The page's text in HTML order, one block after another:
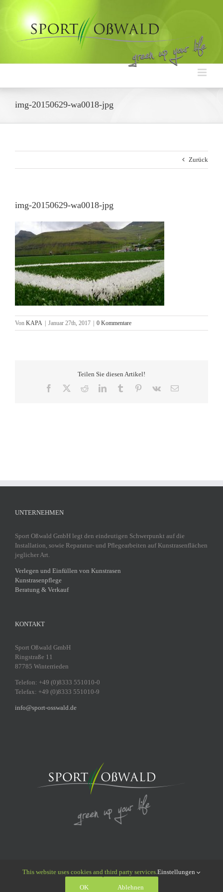
img-20150629-wa0018-jpg
Zurück
img-20150629-wa0018-jpg
Von KAPA Januar 27th, 2017 0 Kommentare
Teilen Sie diesen Artikel!
Facebook RedditLinkedInTumblr Pinterest
Vk
E-
UNTERNEHMEN
Sport Oßwald GmbH legt den eindeutigen Schwerpunkt auf die
Installation, sowie Reparatur- und Pflegearbeiten auf Kunstrasenflächen
jeglicher Art.
Verlegen und Einfüllen von Kunstrasen
Kunstrasenpflege
Beratung & Verkauf
KONTAKT
Sport Oßwald GmbH
Ringstraße 11
87785 Winterrieden
Telefon: +49 (0)8333 551010-0
Telefax: +49 (0)8333 551010-9
info@sport-osswald.de
© 2011 - 2026 Sport Oßwald GmbH | All Rights Reserved |
This website uses cookies and third party services.Einstellungen
OK Ablehnen